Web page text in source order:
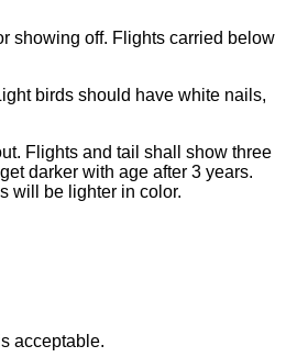
showing off. Flights carried below
birds should have white nails,
Flights and tail shall show three
darker with age after 3 years.
will be lighter in color.
acceptable.